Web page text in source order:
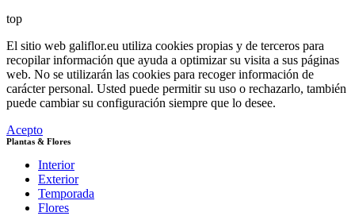
top
El sitio web galiflor.eu utiliza cookies propias y de terceros para
recopilar información que ayuda a optimizar su visita a sus páginas
web. No se utilizarán las cookies para recoger información de
carácter personal. Usted puede permitir su uso o rechazarlo, también
puede cambiar su configuración siempre que lo desee.
Acepto
Plantas & Flores
Interior
Exterior
Temporada
Flores